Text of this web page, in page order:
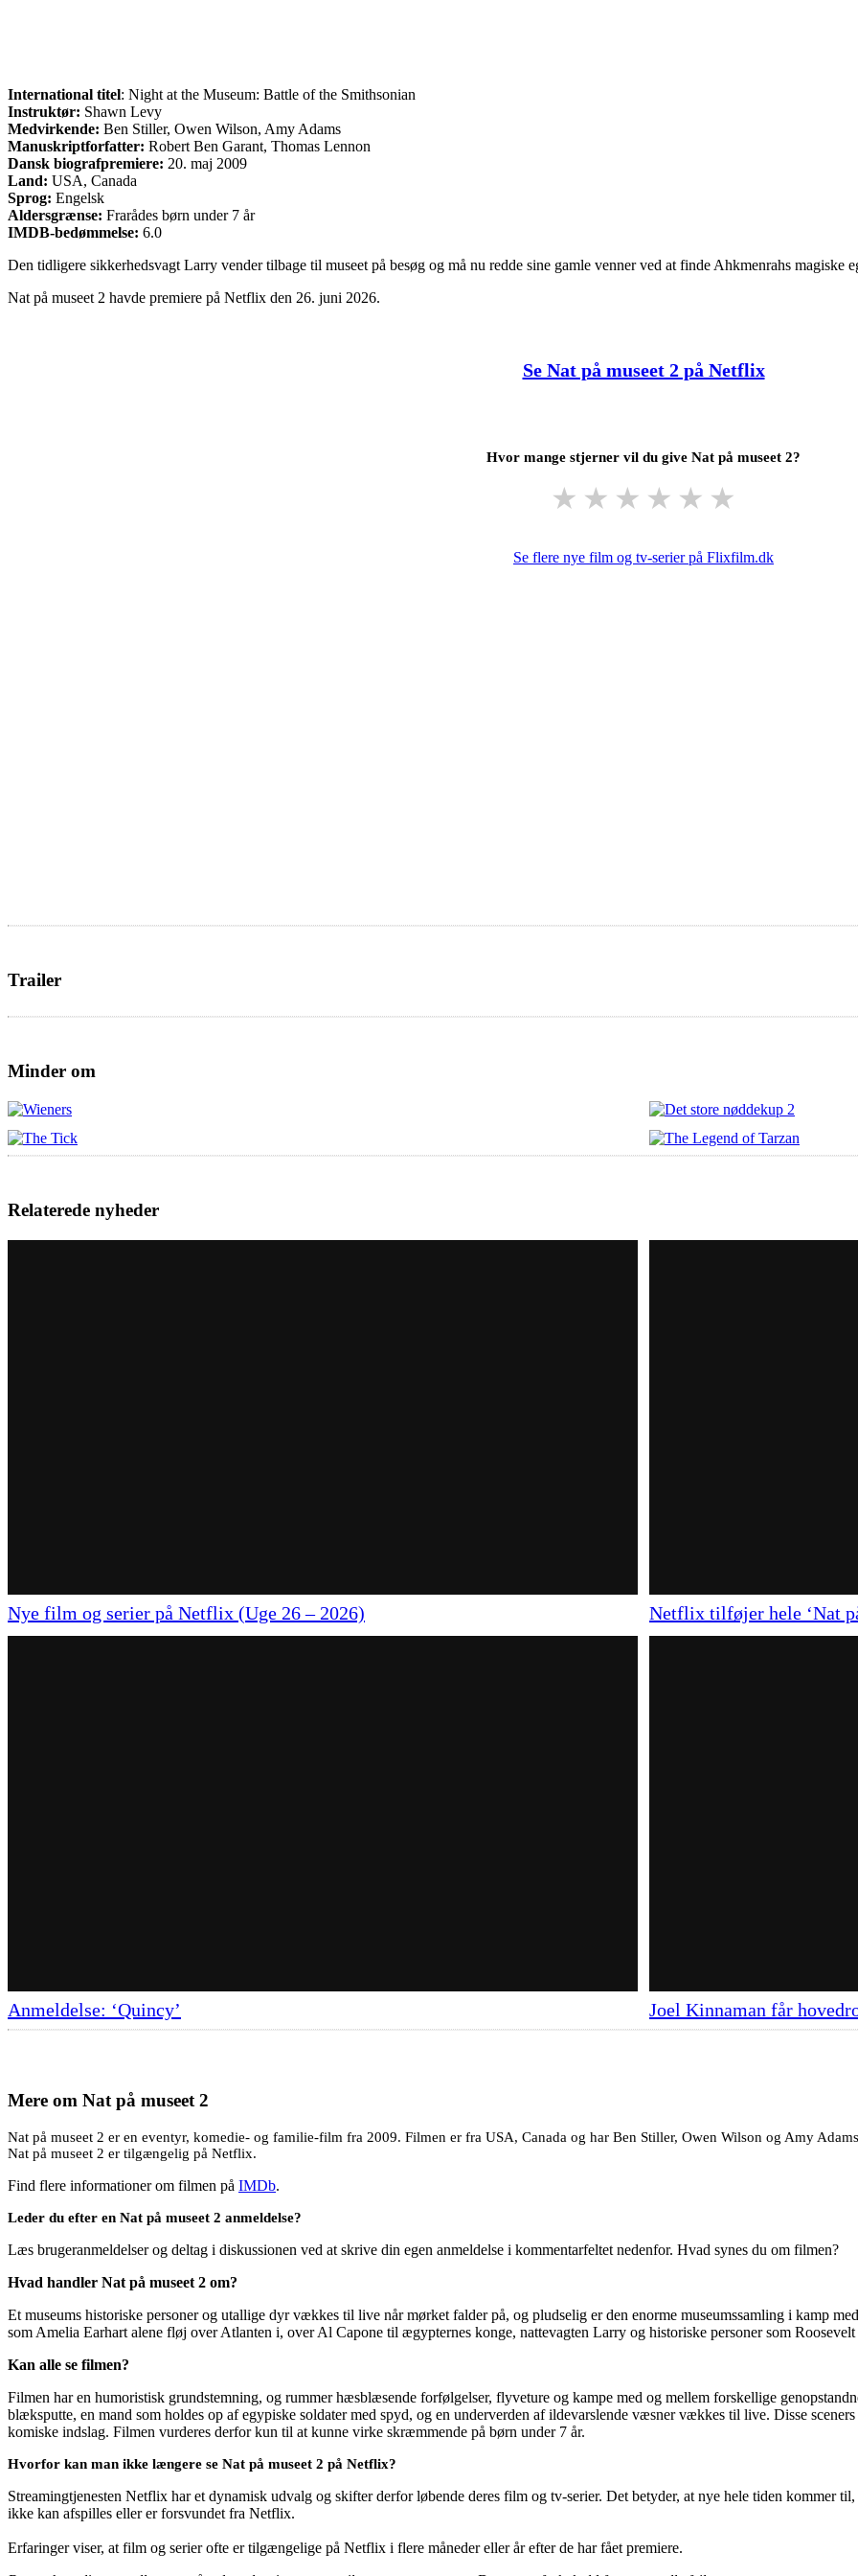
International titel: Night at the Museum: Battle of the Smithsonian
Instruktør: Shawn Levy
Medvirkende: Ben Stiller, Owen Wilson, Amy Adams
Manuskriptforfatter: Robert Ben Garant, Thomas Lennon
Dansk biografpremiere: 20. maj 2009
Land: USA, Canada
Sprog: Engelsk
Aldersgrænse: Frarådes børn under 7 år
IMDB-bedømmelse: 6.0
Den tidligere sikkerhedsvagt Larry vender tilbage til museet på besøg og må nu redde sine gamle venner ved at finde Ahkmenrahs magiske
Nat på museet 2 havde premiere på Netflix den 26. juni 2026.
Se Nat på museet 2 på Netflix
Hvor mange stjerner vil du give Nat på museet 2?
★ ★ ★ ★ ★ ★
Se flere nye film og tv-serier på Flixfilm.dk
Trailer
Minder om
Relaterede nyheder
Nye film og serier på Netflix (Uge 26 – 2026) Netflix tilføjer hele ‘Nat
Anmeldelse: ‘Quincy’ Joel Kinnaman får
Mere om Nat på museet 2
Nat på museet 2 er en eventyr, komedie- og familie-film fra 2009. Filmen er fra USA, Canada og har Ben Stiller, Owen Wilson og Amy
Nat på museet 2 er tilgængelig på Netflix.
Find flere informationer om filmen på IMDb.
Leder du efter en Nat på museet 2 anmeldelse?
Læs brugeranmeldelser og deltag i diskussionen ved at skrive din egen anmeldelse i kommentarfeltet nedenfor. Hvad synes du om filmen?
Hvad handler Nat på museet 2 om?
Et museums historiske personer og utallige dyr vækkes til live når mørket falder på, og pludselig er den enorme museumssamling i kamp
som Amelia Earhart alene fløj over Atlanten i, over Al Capone til ægypternes konge, nattevagten Larry og historiske personer som
Kan alle se filmen?
Filmen har en humoristisk grundstemning, og rummer hæsblæsende forfølgelser, flyveture og kampe med og mellem forskellige
blæksputte, en mand som holdes op af egypiske soldater med spyd, og en underverden af ildevarslende væsner vækkes til live. Disse
komiske indslag. Filmen vurderes derfor kun til at kunne virke skræmmende på børn under 7 år.
Hvorfor kan man ikke længere se Nat på museet 2 på Netflix?
Streamingtjenesten Netflix har et dynamisk udvalg og skifter derfor løbende deres film og tv-serier. Det betyder, at nye hele tiden kommer
ikke kan afspilles eller er forsvundet fra Netflix.
Erfaringer viser, at film og serier ofte er tilgængelige på Netflix i flere måneder eller år efter de har fået premiere.